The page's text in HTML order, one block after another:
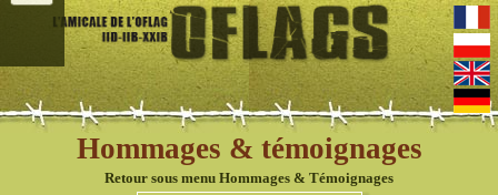
Hommages & témoignages
Retour sous menu Hommages & Témoignages